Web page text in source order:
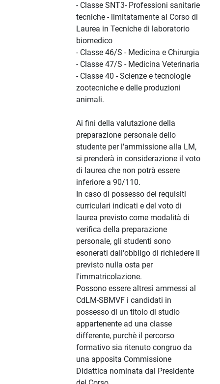
- Classe SNT3- Professioni sanitarie
tecniche - limitatamente al Corso di
Laurea in Tecniche di laboratorio
biomedico
- Classe 46/S - Medicina e Chirurgia
- Classe 47/S - Medicina Veterinaria
- Classe 40 - Scienze e tecnologie
zootecniche e delle produzioni
animali.
Ai fini della valutazione della
preparazione personale dello
studente per l'ammissione alla LM,
si prenderà in considerazione il voto
di laurea che non potrà essere
inferiore a 90/110.
In caso di possesso dei requisiti
curriculari indicati e del voto di
laurea previsto come modalità di
verifica della preparazione
personale, gli studenti sono
esonerati dall'obbligo di richiedere il
previsto nulla osta per
l'immatricolazione.
Possono essere altresì ammessi al
CdLM-SBMVF i candidati in
possesso di un titolo di studio
appartenente ad una classe
differente, purchè il percorso
formativo sia ritenuto congruo da
una apposita Commissione
Didattica nominata dal Presidente